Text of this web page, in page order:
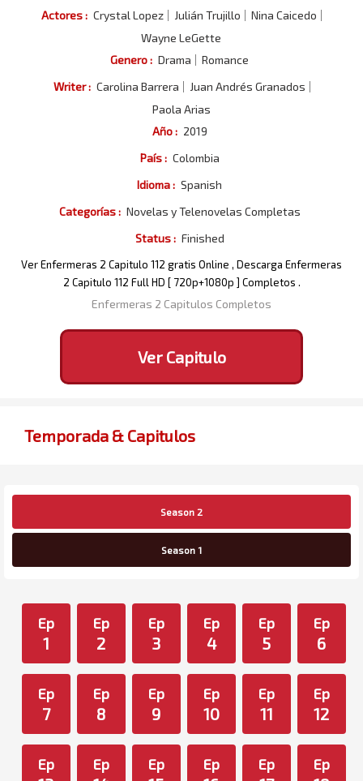
Actores : Crystal Lopez Julián Trujillo
Nina Caicedo
Wayne LeGette
Genero : Drama
Romance
Writer : Carolina Barrera
Juan Andrés Granados
Paola Arias
Año : 2019
País : Colombia
Idioma : Spanish
Categorías : Novelas y Telenovelas Completas
Status : Finished
Ver Enfermeras 2 Capitulo 112 gratis Online , Descarga Enfermeras
2 Capitulo 112 Full HD [ 720p+1080p ] Completos .
Enfermeras 2 Capitulos Completos
Ver Capitulo
Temporada & Capitulos
Season 2
Season 1
Ep
1
Ep
2
Ep
3
Ep
4
Ep
5
Ep
6
Ep
7
Ep
8
Ep
9
Ep
10
Ep
11
Ep
12
Ep Ep Ep Ep Ep Ep